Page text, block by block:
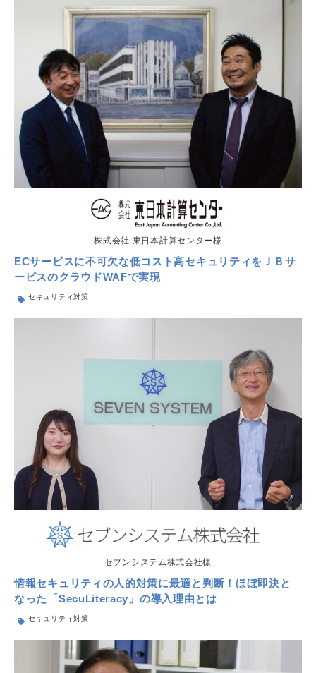
株式会社 東日本計算センター様
ECサービスに不可欠な低コスト高セキュリティをＪＢサ
ービスのクラウドWAFで実現
セキュリティ対策
セブンシステム株式会社様
情報セキュリティの人的対策に最適と判断！ほぼ即決と
なった「SecuLiteracy」の導入理由とは
セキュリティ対策